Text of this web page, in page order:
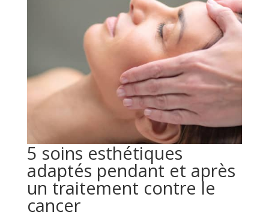
5 soins esthétiques
adaptés pendant et après
un traitement contre le
cancer